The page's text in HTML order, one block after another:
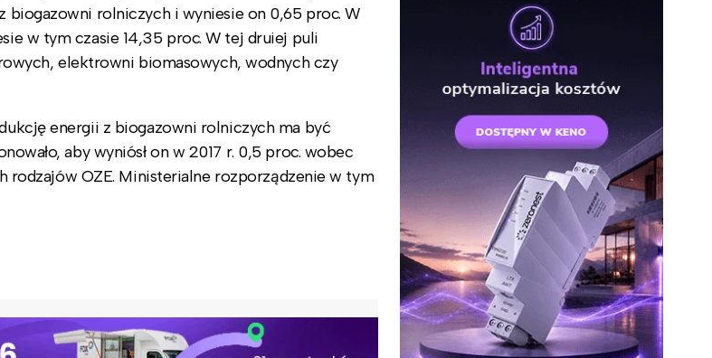
rolniczych i wyniesie on 0,65 proc. W
w tym czasie 14,35 proc. W tej druiej puli
elektrowni biomasowych, wodnych czy
energii z biogazowni rolniczych ma być
aby wyniósł on w 2017 r. 0,5 proc. wobec
rodzajów OZE. Ministerialne rozporządzenie w tym